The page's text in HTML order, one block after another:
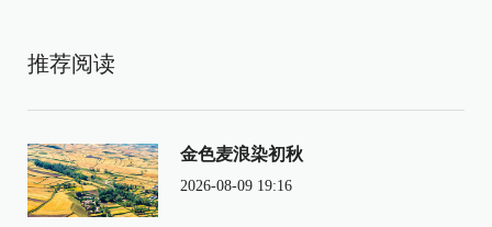
推荐阅读
金色麦浪染初秋
2026-08-09 19:16